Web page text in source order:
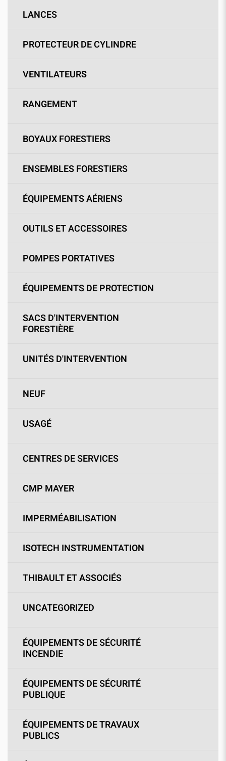
LANCES
PROTECTEUR DE CYLINDRE
VENTILATEURS
RANGEMENT
BOYAUX FORESTIERS
ENSEMBLES FORESTIERS
ÉQUIPEMENTS AÉRIENS
OUTILS ET ACCESSOIRES
POMPES PORTATIVES
ÉQUIPEMENTS DE PROTECTION
SACS D'INTERVENTION
FORESTIÈRE
UNITÉS D'INTERVENTION
NEUF
USAGÉ
CENTRES DE SERVICES
CMP MAYER
IMPERMÉABILISATION
ISOTECH INSTRUMENTATION
THIBAULT ET ASSOCIÉS
UNCATEGORIZED
ÉQUIPEMENTS DE SÉCURITÉ
INCENDIE
ÉQUIPEMENTS DE SÉCURITÉ
PUBLIQUE
ÉQUIPEMENTS DE TRAVAUX
PUBLICS